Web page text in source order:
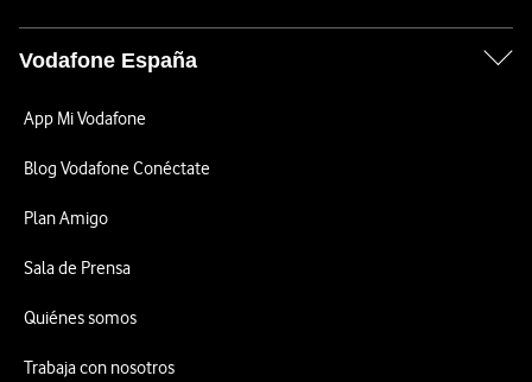
Vodafone España
App Mi Vodafone
Blog Vodafone Conéctate
Plan Amigo
Sala de Prensa
Quiénes somos
Trabaja con nosotros